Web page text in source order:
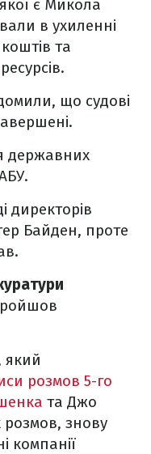
є Микола
в ухиленні
та
що судові
державних
директорів
Байден, проте
який
розмов 5-го
та Джо
розмов, знову
компанії